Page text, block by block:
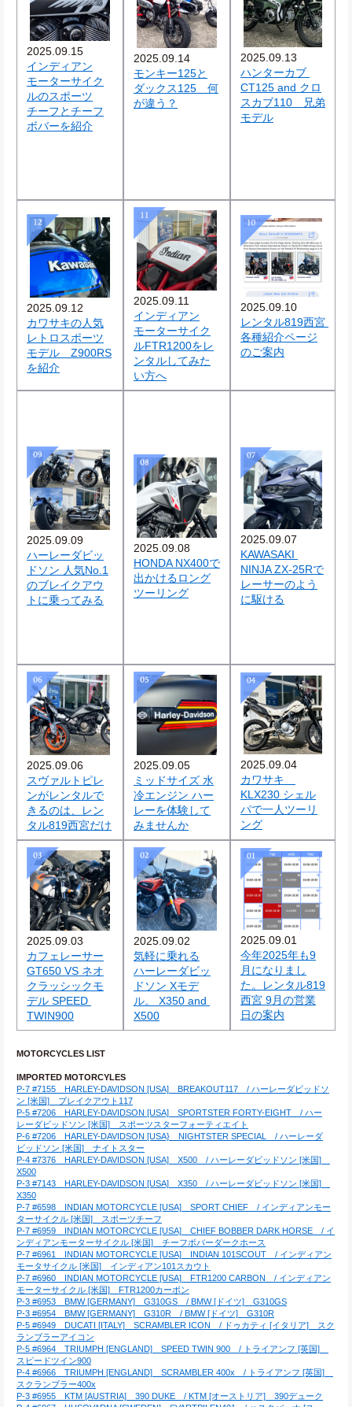
2025.09.15
インディアン
モーターサイク
ルのスポーツ
チーフとチーフ
ボバーを紹介
2025.09.14
モンキー125と
ダックス125　何
が違う？
2025.09.13
ハンターカブ
CT125 and クロ
スカブ110　兄弟
モデル
2025.09.12
カワサキの人気
レトロスポーツ
モデル　Z900RS
を紹介
2025.09.11
インディアン
モーターサイク
ルFTR1200をレ
ンタルしてみた
い方へ
2025.09.10
レンタル819西宮
各種紹介ページ
のご案内
2025.09.09
ハーレーダビッ
ドソン 人気No.1
のブレイクアウ
トに乗ってみる
2025.09.08
HONDA NX400で
出かけるロング
ツーリング
2025.09.07
KAWASAKI
NINJA ZX-25Rで
レーサーのよう
に駆ける
2025.09.06
スヴァルトピレ
ンがレンタルで
きるのは、レン
タル819西宮だけ
2025.09.05
ミッドサイズ 水
冷エンジン ハー
レーを体験して
みませんか
2025.09.04
カワサキ
KLX230 シェル
パで一人ツーリ
ング
2025.09.03
カフェレーサー
GT650 VS ネオ
クラッシックモ
デル SPEED
TWIN900
2025.09.02
気軽に乗れる
ハーレーダビッ
ドソン Xモデ
ル。 X350 and
X500
2025.09.01
今年2025年も9
月になりまし
た。レンタル819
西宮 9月の営業
日の案内
MOTORCYCLES LIST
IMPORTED MOTORCYLES
P-7 #7155　HARLEY-DAVIDSON [USA]　BREAKOUT117　/ ハーレーダビッドソ
ン [米国]　ブレイクアウト117
P-5 #7206　HARLEY-DAVIDSON [USA]　SPORTSTER FORTY-EIGHT　/ ハー
レーダビッドソン [米国]　スポーツスターフォーティエイト
P-6 #7206　HARLEY-DAVIDSON [USA}　NIGHTSTER SPECIAL　/ ハーレーダ
ビッドソン [米国]　ナイトスター
P-4 #7376　HARLEY-DAVIDSON [USA]　X500　/ ハーレーダビッドソン [米国]
X500
P-3 #7143　HARLEY-DAVIDSON [USA]　X350　/ ハーレーダビッドソン [米国]
X350
P-7 #6598　INDIAN MOTORCYCLE [USA]　SPORT CHIEF　/ インディアンモー
ターサイクル [米国]　スポーツチーフ
P-7 #6959　INDIAN MOTORCYCLE [USA]　CHIEF BOBBER DARK HORSE　/ イ
ンディアンモーターサイクル [米国]　チーフボバーダークホース
P-7 #6961　INDIAN MOTORCYCLE [USA]　INDIAN 101SCOUT　/ インディアン
モータサイクル [米国]　インディアン101スカウト
P-7 #6960　INDIAN MOTORCYCLE [USA]　FTR1200 CARBON　/ インディアン
モーターサイクル [米国]　FTR1200カーボン
P-3 #6953　BMW [GERMANY]　G310GS　/ BMW [ドイツ]　G310GS
P-3 #6954　BMW [GERMANY]　G310R　/ BMW [ドイツ]　G310R
P-5 #6949　DUCATI [ITALY]　SCRAMBLER ICON　/ ドゥカティ [イタリア]　スク
ランブラーアイコン
P-5 #6964　TRIUMPH [ENGLAND]　SPEED TWIN 900　/ トライアンフ [英国]
スピードツイン900
P-4 #6966　TRIUMPH [ENGLAND]　SCRAMBLER 400x　/ トライアンフ [英国]
スクランブラー400x
P-3 #6955　KTM [AUSTRIA]　390 DUKE　/ KTM [オーストリア]　390デューク